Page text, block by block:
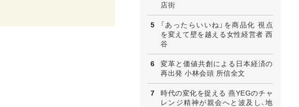
店街
「あったらいいね」を商品化 視点
を変えて壁を越える女性経営者 西
谷
変革と価値共創による日本経済の
再出発 小林会頭 所信全文
時代の変化を捉える 燕YEGのチャ
レンジ精神が親会へと波及し、地